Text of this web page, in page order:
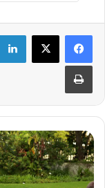
چاپ
۲۴
بازی
‌گروهی
مختلف